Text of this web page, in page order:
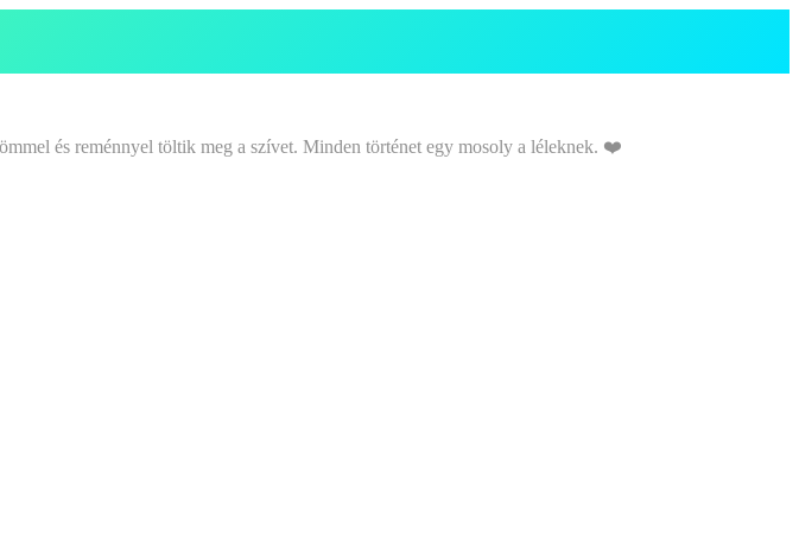
és reménnyel töltik meg a szívet. Minden történet egy mosoly a léleknek. ❤️